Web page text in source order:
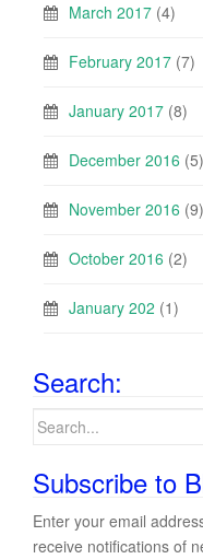
March 2017 (4)
February 2017 (7)
January 2017 (8)
December 2016 (5)
November 2016 (9)
October 2016 (2)
January 202 (1)
Search:
Search
Subscribe to
Enter your email
receive notifications of